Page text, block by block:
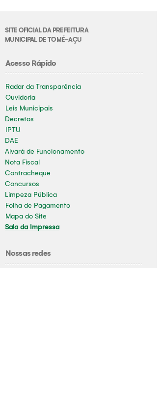
SITE OFICIAL DA PREFEITURA
MUNICIPAL DE TOMÉ-AÇU
Acesso Rápido
Radar da Transparência
Ouvidoria
Leis Municipais
Decretos
IPTU
DAE
Alvará de Funcionamento
Nota Fiscal
Contracheque
Concursos
Limpeza Pública
Folha de Pagamento
Mapa do Site
Sala da Impressa
Nossas redes